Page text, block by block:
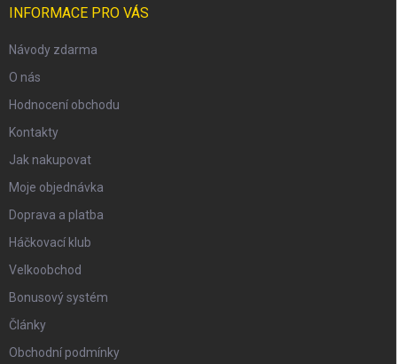
INFORMACE PRO VÁS
Návody zdarma
O nás
Hodnocení obchodu
Kontakty
Jak nakupovat
Moje objednávka
Doprava a platba
Háčkovací klub
Velkoobchod
Bonusový systém
Články
Obchodní podmínky